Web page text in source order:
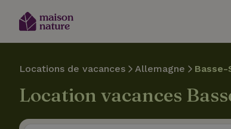
Locations de vacances Allemagne Basse-
Location vacances